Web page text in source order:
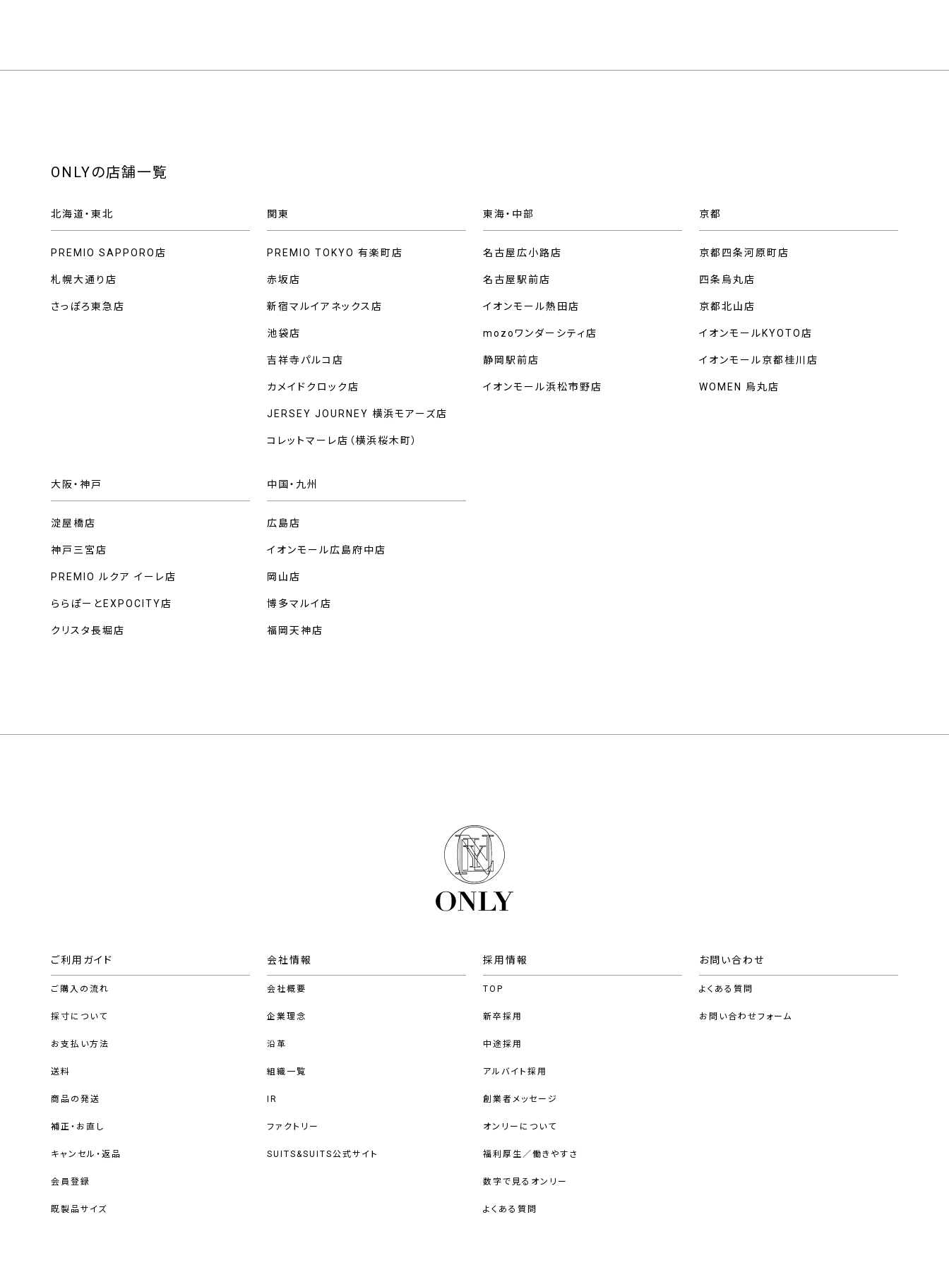
ONLYの店舗一覧
北海道・東北
PREMIO SAPPORO店
札幌大通り店
さっぽろ東急店
関東
PREMIO TOKYO 有楽町店
赤坂店
新宿マルイアネックス店
池袋店
吉祥寺パルコ店
カメイドクロック店
JERSEY JOURNEY 横浜モアーズ店
コレットマーレ店（横浜桜木町）
東海・中部
名古屋広小路店
名古屋駅前店
イオンモール熱田店
mozoワンダーシティ店
静岡駅前店
イオンモール浜松市野店
京都
京都四条河原町店
四条烏丸店
京都北山店
イオンモールKYOTO店
イオンモール京都桂川店
WOMEN 烏丸店
大阪・神戸
淀屋橋店
神戸三宮店
PREMIO ルクア イーレ店
ららぽーとEXPOCITY店
クリスタ長堀店
中国・九州
広島店
イオンモール広島府中店
岡山店
博多マルイ店
福岡天神店
ご利用ガイド
ご購入の流れ
採寸について
お支払い方法
送料
商品の発送
補正・お直し
キャンセル・返品
会員登録
既製品サイズ
会社情報
会社概要
企業理念
沿革
組織一覧
IR
ファクトリー
SUITS&SUITS公式サイト
採用情報
TOP
新卒採用
中途採用
アルバイト採用
創業者メッセージ
オンリーについて
福利厚生／働きやすさ
数字で見るオンリー
よくある質問
お問い合わせ
よくある質問
お問い合わせフォーム